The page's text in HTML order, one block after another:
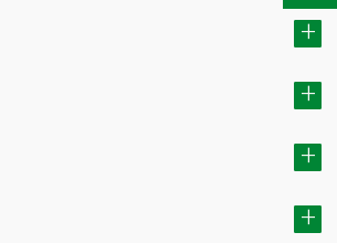
+
+
+
+